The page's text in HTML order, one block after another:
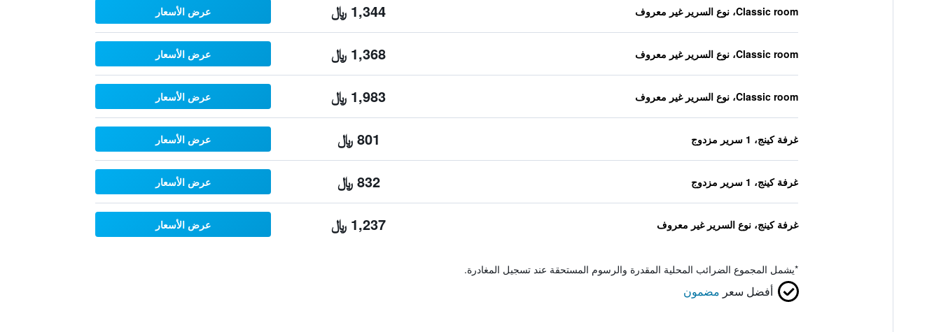
Classic room، نوع السرير غير معروف 1,344 ﷼ عرض الأسعار
Classic room، نوع السرير غير معروف 1,368 ﷼ عرض الأسعار
Classic room، نوع السرير غير معروف 1,983 ﷼ عرض الأسعار
غرفة كينج، 1 سرير مزدوج 801 ﷼ عرض الأسعار
غرفة كينج، 1 سرير مزدوج 832 ﷼ عرض الأسعار
غرفة كينج، نوع السرير غير معروف 1,237 ﷼ عرض الأسعار
*يشمل المجموع الضرائب المحلية المقدرة والرسوم المستحقة عند تسجيل المغادرة.
أفضل سعر مضمون